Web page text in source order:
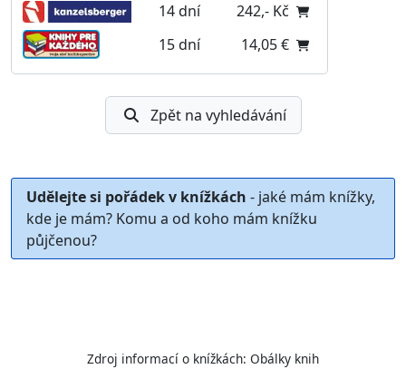
14 dní
242,- Kč
15 dní
14,05 €
Zpět na vyhledávání
Udělejte si pořádek v knížkách - jaké mám knížky,
kde je mám? Komu a od koho mám knížku
půjčenou?
Zdroj informací o knížkách: Obálky knih